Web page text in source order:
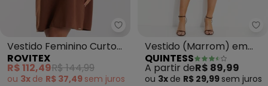
Rovitex - Vestido Feminino
Vestido Feminino Curto
Tecido Twill (Marrom)
ROVITEX
R$ 112,49R$ 144,99
ou 3x de R$ 37,49 sem juros
Vestido (Marrom) em
Malha Crepe
QUINTESS
A partir deR$ 89,99
ou 3x de R$ 29,99 sem juros